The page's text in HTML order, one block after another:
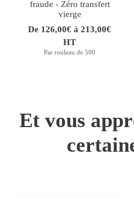
fraude - Zéro transfert
vierge
De 126,00€ à 213,00€
HT
Par rouleau de 500
Et vous